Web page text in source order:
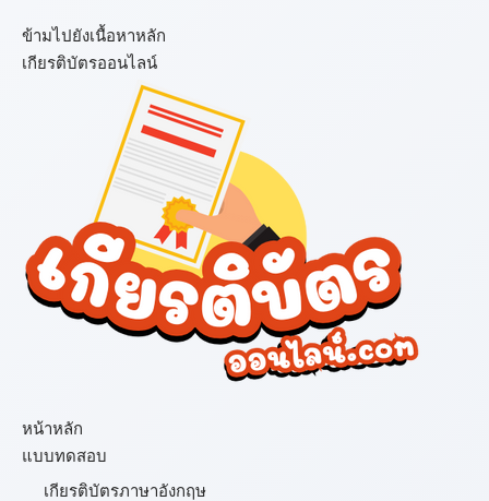
ข้ามไปยังเนื้อหาหลัก
เกียรติบัตรออนไลน์
หน้าหลัก
แบบทดสอบ
เกียรติบัตรภาษาอังกฤษ